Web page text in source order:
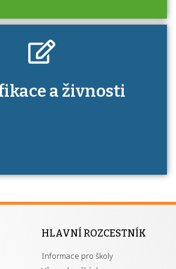
osoba a jaké výhody
získání autorizace?
a živnosti
HLAVNÍ ROZCESTNÍK
Informace pro školy